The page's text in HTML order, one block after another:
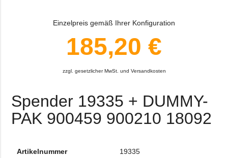
Einzelpreis gemäß Ihrer Konfiguration
185,20 €
zzgl. gesetzlicher MwSt. und Versandkosten
Spender 19335 + DUMMY-
PAK 900459 900210 18092
Artikelnummer 19335